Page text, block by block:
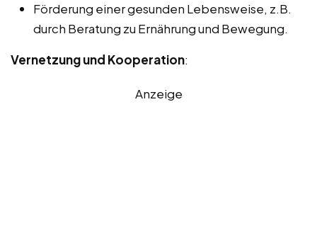
Förderung einer gesunden Lebensweise, z.B.
durch Beratung zu Ernährung und Bewegung.
Vernetzung und Kooperation:
Anzeige